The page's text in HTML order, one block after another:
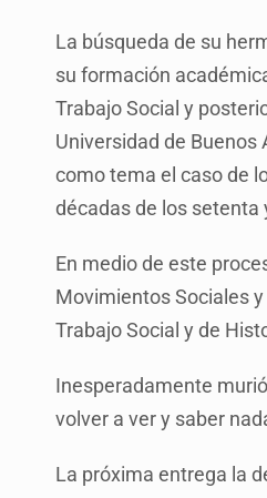
La búsqueda de su
su formación
Trabajo Social y
Universidad de
como tema el caso de
décadas de los setenta
En medio de este
Movimientos Sociales
Trabajo Social y de
Inesperadamente
volver a ver y saber
La próxima entrega la